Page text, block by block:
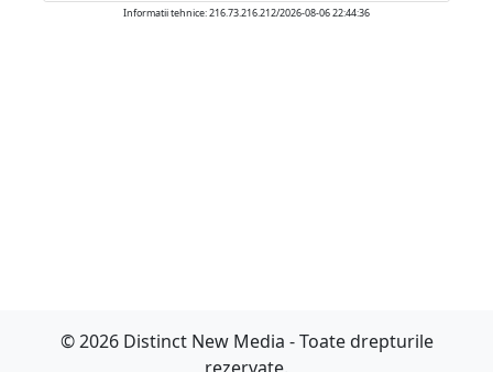
Informatii tehnice: 216.73.216.212/2026-08-06 22:44:36
© 2026 Distinct New Media - Toate drepturile